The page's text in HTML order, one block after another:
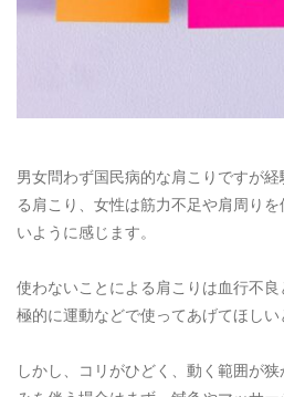
男女問わず国民病的な肩こりですが
る肩こり、女性は筋力不足や肩周り
いように感じます。
使わないことによる肩こりは血行不
極的に運動などで使ってあげてほしい
しかし、コリがひどく、動く範囲が